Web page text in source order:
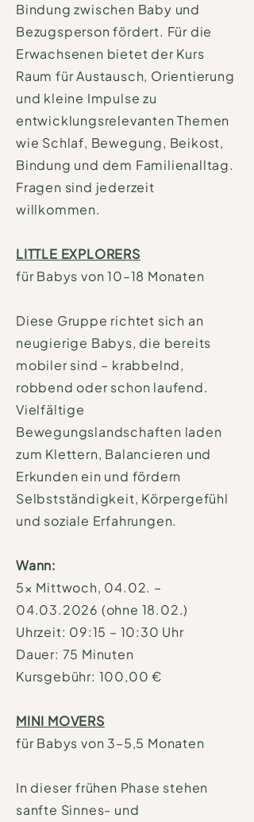
Bindung zwischen Baby und
Bezugsperson fördert. Für die
Erwachsenen bietet der Kurs
Raum für Austausch, Orientierung
und kleine Impulse zu
entwicklungsrelevanten Themen
wie Schlaf, Bewegung, Beikost,
Bindung und dem Familienalltag.
Fragen sind jederzeit
willkommen.
LITTLE EXPLORERS
für Babys von 10–18 Monaten
Diese Gruppe richtet sich an
neugierige Babys, die bereits
mobiler sind – krabbelnd,
robbend oder schon laufend.
Vielfältige
Bewegungslandschaften laden
zum Klettern, Balancieren und
Erkunden ein und fördern
Selbstständigkeit, Körpergefühl
und soziale Erfahrungen.
Wann:
5× Mittwoch, 04.02. –
04.03.2026 (ohne 18.02.)
Uhrzeit: 09:15 – 10:30 Uhr
Dauer: 75 Minuten
Kursgebühr: 100,00 €
MINI MOVERS
für Babys von 3–5,5 Monaten
In dieser frühen Phase stehen
sanfte Sinnes- und